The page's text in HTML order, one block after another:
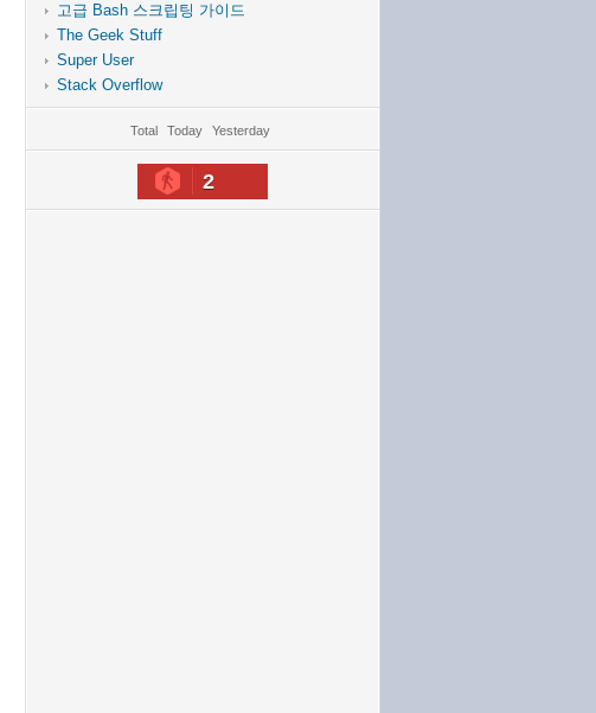
고급 Bash 스크립팅 가이드
The Geek Stuff
Super User
Stack Overflow
Total Today Yesterday
2